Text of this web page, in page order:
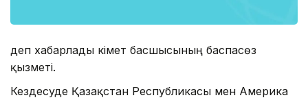
деп хабарлады Үкімет басшысының баспасөз
қызметі.
Кездесуде Қазақстан Республикасы мен Америка